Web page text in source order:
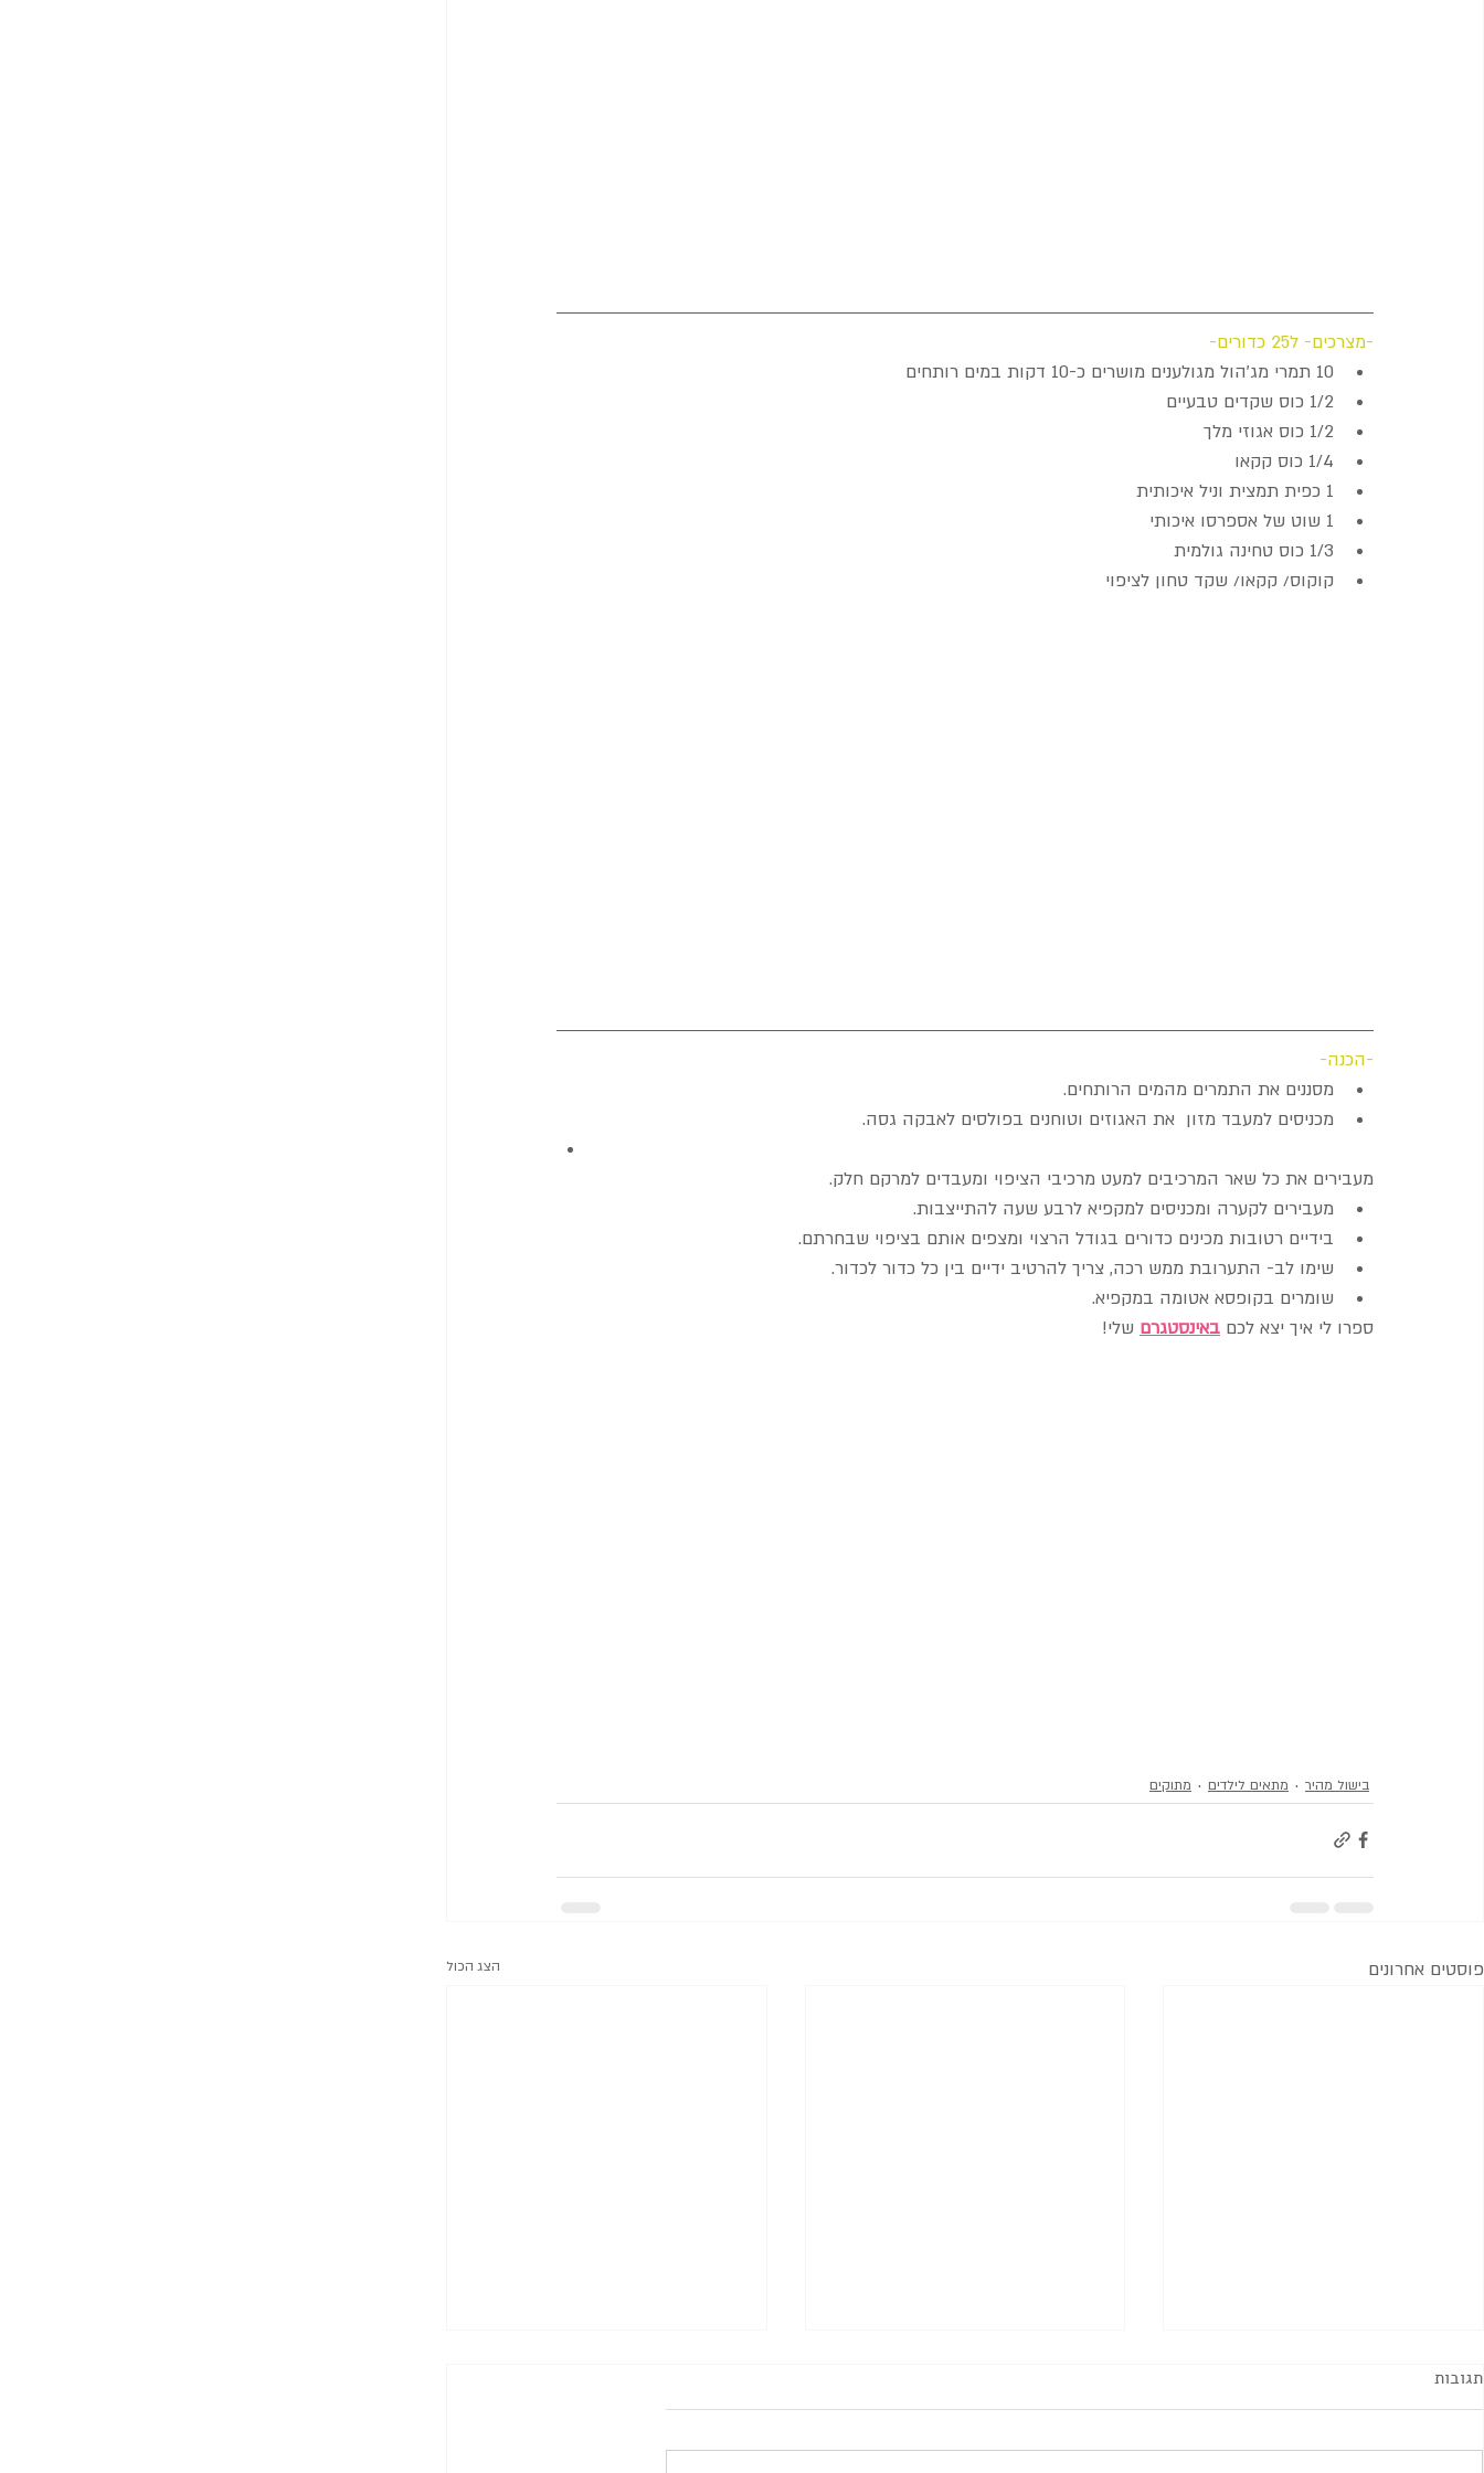
-מצרכים- ל25 כדורים-
10 תמרי מג'הול מגולענים מושרים כ-10 דקות במים רותחים
1/2 כוס שקדים טבעיים
1/2 כוס אגוזי מלך
1/4 כוס קקאו
1 כפית תמצית וניל איכותית
1 שוט של אספרסו איכותי
1/3 כוס טחינה גולמית
קוקוס/ קקאו/ שקד טחון לציפוי
-הכנה-
מסננים את התמרים מהמים הרותחים.
מכניסים למעבד מזון  את האגוזים וטוחנים בפולסים לאבקה גסה.
מעבירים את כל שאר המרכיבים למעט מרכיבי הציפוי ומעבדים למרקם חלק.
מעבירים לקערה ומכניסים למקפיא לרבע שעה להתייצבות.
בידיים רטובות מכינים כדורים בגודל הרצוי ומצפים אותם בציפוי שבחרתם.
שימו לב- התערובת ממש רכה, צריך להרטיב ידיים בין כל כדור לכדור.
שומרים בקופסא אטומה במקפיא.
ספרו לי איך יצא לכם באינסטגרם שלי!
בישול מהיר מתאים לילדים מתוקים
פוסטים אחרונים הצג הכול
תגובות